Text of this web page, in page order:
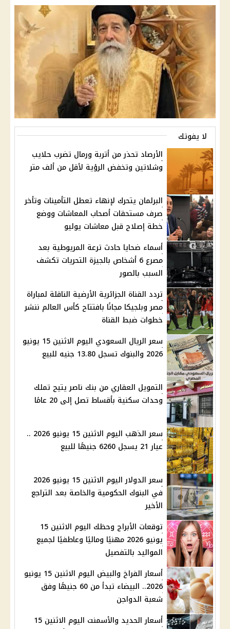
لا يفوتك
الأرصاد تحذر من أتربة ورمال تضرب حلايب
وشلاتين وتخفض الرؤية لأقل من ألف متر
البرلمان يتحرك لإنهاء تعطل التأمينات وتأخر
صرف مستحقات أصحاب المعاشات ووضع
خطة إصلاح قبل معاشات يوليو
أسماء ضحايا حادث ترعة المريوطية بعد
مصرع 6 أشخاص بالجيزة التحريات تكشف
السبب بالصور
تردد القناة الجزائرية الأرضية الناقلة لمباراة
مصر وبلجيكا مجانًا بافتتاح كأس العالم ننشر
خطوات ضبط القناة
سعر الريال السعودي اليوم الاثنين 15 يونيو
2026 والبنوك تسجل 13.80 جنيه للبيع
التمويل العقاري من بنك ناصر يتيح تملك
وحدات سكنية بأقساط تصل إلى 20 عامًا
سعر الذهب اليوم الاثنين 15 يونيو 2026 ..
عيار 21 يسجل 6260 جنيهًا للبيع
سعر الدولار اليوم الاثنين 15 يونيو 2026
في البنوك الحكومية والخاصة بعد التراجع
الأخير
توقعات الأبراج وحظك اليوم الاثنين 15
يونيو 2026 مهنيًا وماليًا وعاطفيًا لجميع
المواليد بالتفصيل
أسعار الفراخ والبيض اليوم الاثنين 15 يونيو
2026.. البيضاء تبدأ من 60 جنيهًا وفق
شعبة الدواجن
أسعار الحديد والأسمنت اليوم الاثنين 15